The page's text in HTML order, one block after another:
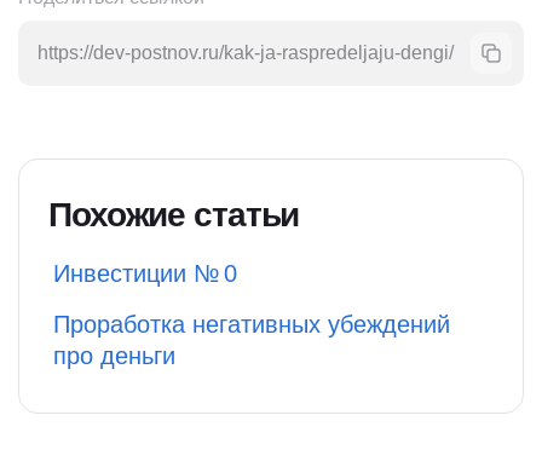
https://dev-postnov.ru/kak-ja-raspredeljaju-dengi/
Похожие статьи
Инвестиции № 0
Проработка негативных убеждений
про деньги